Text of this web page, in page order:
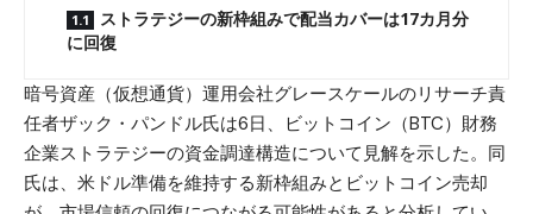
ストラテジーの新枠組みで配当カバーは17カ月分
に回復
暗号資産（仮想通貨）運用会社グレースケールのリサーチ責
任者ザック・パンドル氏は6日、ビットコイン（BTC）財務
企業ストラテジーの資金調達構造について見解を示した。同
氏は、米ドル準備を維持する新枠組みとビットコイン売却